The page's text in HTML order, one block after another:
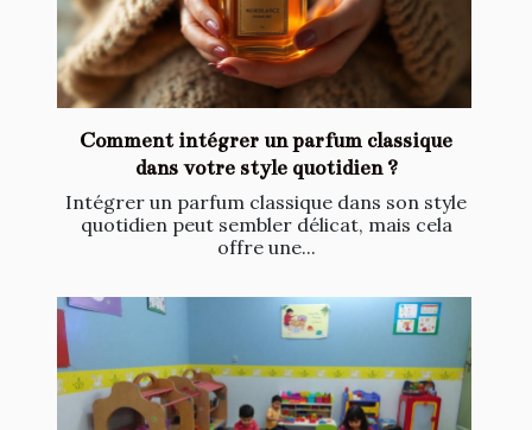
Comment intégrer un parfum classique
dans votre style quotidien ?
Intégrer un parfum classique dans son style
quotidien peut sembler délicat, mais cela
offre une...